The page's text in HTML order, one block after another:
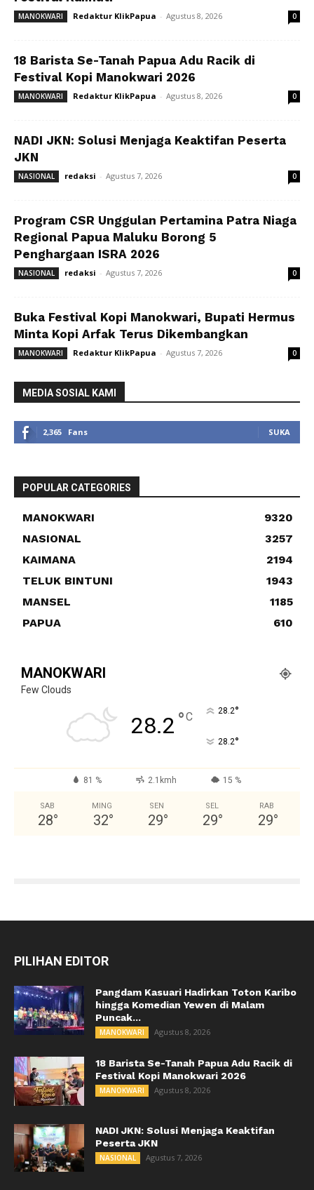
MANOKWARI Redaktur KlikPapua - Agustus 8, 2026 0
18 Barista Se-Tanah Papua Adu Racik di
Festival Kopi Manokwari 2026
MANOKWARI Redaktur KlikPapua - Agustus 8, 2026 0
NADI JKN: Solusi Menjaga Keaktifan Peserta
JKN
NASIONAL redaksi - Agustus 7, 2026 0
Program CSR Unggulan Pertamina Patra Niaga
Regional Papua Maluku Borong 5
Penghargaan ISRA 2026
NASIONAL redaksi - Agustus 7, 2026 0
Buka Festival Kopi Manokwari, Bupati Hermus
Minta Kopi Arfak Terus Dikembangkan
MANOKWARI Redaktur KlikPapua - Agustus 7, 2026 0
MEDIA SOSIAL KAMI
2,365 Fans SUKA
POPULAR CATEGORIES
MANOKWARI
9320
NASIONAL
3257
KAIMANA
2194
TELUK BINTUNI
1943
MANSEL
1185
PAPUA
610
MANOKWARI
Few Clouds
28.2 °C 28.2°
28.2°
81 % 2.1kmh 15 %
SAB
28°
MING
32°
SEN
29°
SEL
29°
RAB
29°
PILIHAN EDITOR
Pangdam Kasuari Hadirkan Toton Karibo
hingga Komedian Yewen di Malam
Puncak...
MANOKWARI Agustus 8, 2026
18 Barista Se-Tanah Papua Adu Racik di
Festival Kopi Manokwari 2026
MANOKWARI Agustus 8, 2026
NADI JKN: Solusi Menjaga Keaktifan
Peserta JKN
NASIONAL Agustus 7, 2026